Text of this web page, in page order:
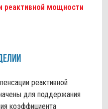
реактивной мощности
реактивной
для поддержания
коэффициента